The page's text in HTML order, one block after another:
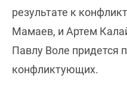
результате к
Мамаев, и Артем
Павлу Воле придется
конфликтующих.